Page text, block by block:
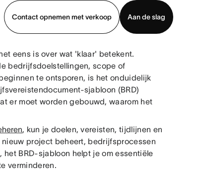
Contact opnemen met verkoop
Aan de slag
Demo bekijken App downloaden
eens is over wat 'klaar' betekent.
bedrijfsdoelstellingen, scope of
te ontsporen, is het onduidelijk
sjabloon (BRD)
er moet worden gebouwd, waarom het
, kun je doelen, vereisten, tijdlijnen en
project beheert, bedrijfsprocessen
BRD-sjabloon helpt je om essentiële
verminderen.